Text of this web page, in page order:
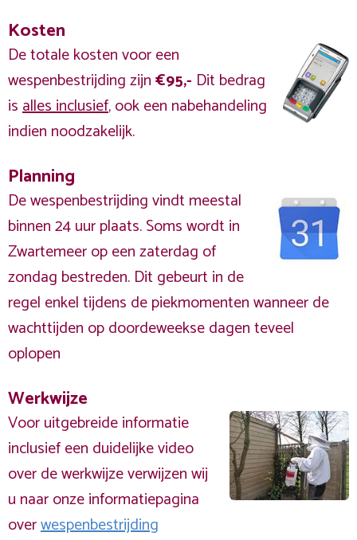
Kosten
De totale kosten voor een
wespenbestrijding zijn€95,- Dit bedrag
isalles inclusief, ook een nabehandeling
indien noodzakelijk.
Planning
De wespenbestrijding vindt meestal
binnen 24 uur plaats. Soms wordt in
Zwartemeer op een zaterdag of
zondag bestreden. Dit gebeurt in de
regel enkel tijdens de piekmomenten wanneer de
wachttijden op doordeweekse dagen teveel
oplopen
Werkwijze
Voor uitgebreide informatie
inclusief een duidelijke video
over de werkwijze verwijzen wij
u naar onze informatiepagina
overwespenbestrijding